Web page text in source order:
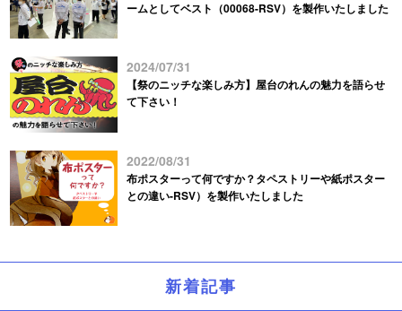
ームとしてベスト（00068-RSV）を製作いたしました
2024/07/31
【祭のニッチな楽しみ方】屋台のれんの魅力を語らせ
て下さい！
2022/08/31
布ポスターって何ですか？タペストリーや紙ポスター
との違い-RSV）を製作いたしました
新着記事